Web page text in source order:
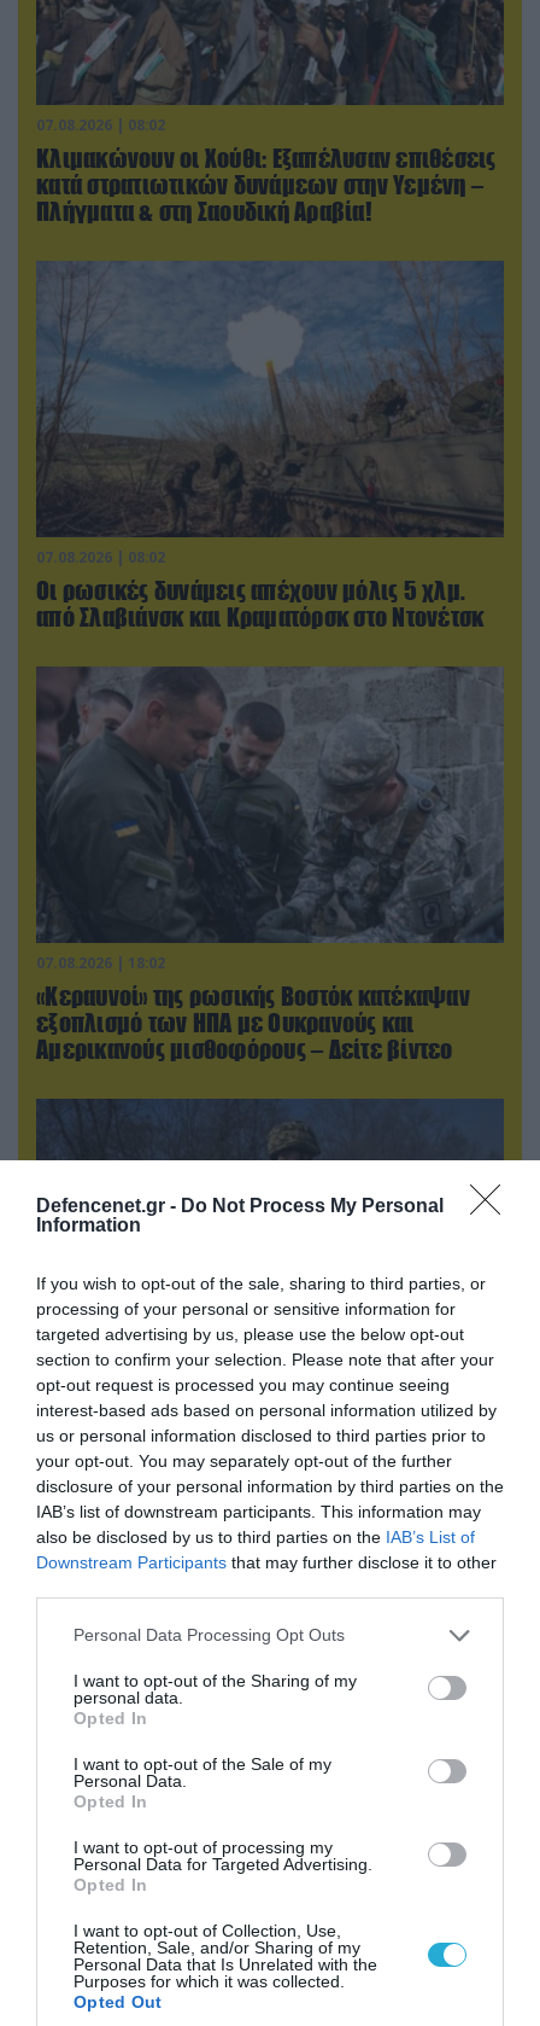
Defencenet.gr - Do Not Process My Personal
Information
If you wish to opt-out of the sale, sharing to third parties, or
processing of your personal or sensitive information for
targeted advertising by us, please use the below opt-out
section to confirm your selection. Please note that after your
opt-out request is processed you may continue seeing
interest-based ads based on personal information utilized by
us or personal information disclosed to third parties prior to
your opt-out. You may separately opt-out of the further
disclosure of your personal information by third parties on the
IAB’s list of downstream participants. This information may
also be disclosed by us to third parties on the IAB’s List of
Downstream Participants that may further disclose it to other
Please note that this website/app uses one or more Google
not limited to your visit or usage behaviour. You may click to
grant or deny consent to Google and its third-party tags to
use your data for below specified purposes in below Google
consent section.
Personal Data Processing Opt Outs
I want to opt-out of the Sharing of my
personal data.
Opted In
I want to opt-out of the Sale of my
Personal Data.
Opted In
I want to opt-out of processing my
Personal Data for Targeted Advertising.
Opted In
I want to opt-out of Collection, Use,
Retention, Sale, and/or Sharing of my
Personal Data that Is Unrelated with the
Purposes for which it was collected.
Opted Out
07.08.2026 | 08:02
Κλιμακώνουν οι Χούθι: Eξαπέλυσαν επιθέσεις
κατά στρατιωτικών δυνάμεων στην Υεμένη –
Πλήγματα & στη Σαουδική Αραβία!
07.08.2026 | 08:02
Οι ρωσικές δυνάμεις απέχουν μόλις 5 χλμ.
από Σλαβιάνσκ και Κραματόρσκ στο Ντονέτσκ
07.08.2026 | 18:02
«Κεραυνοί» της ρωσικής Βοστόκ κατέκαψαν
εξοπλισμό των ΗΠΑ με Ουκρανούς και
Αμερικανούς μισθοφόρους – Δείτε βίντεο
07.08.2026 | 19:02
Απετράπη το εγχείρημα Ουκρανών για
αντεπίθεση στο Κολομίγτσι: Δείτε το πριν & το
μετά της προσπάθειάς τους (βίντεο)
Ο Γιάννης Αλαφούζος «τέλειωσε» τον
Κωνσταντίνο Ζούλα από τον ΣΚΑΪ – Ο λόγος της
ΠΟΛΙΤΙΚΗ